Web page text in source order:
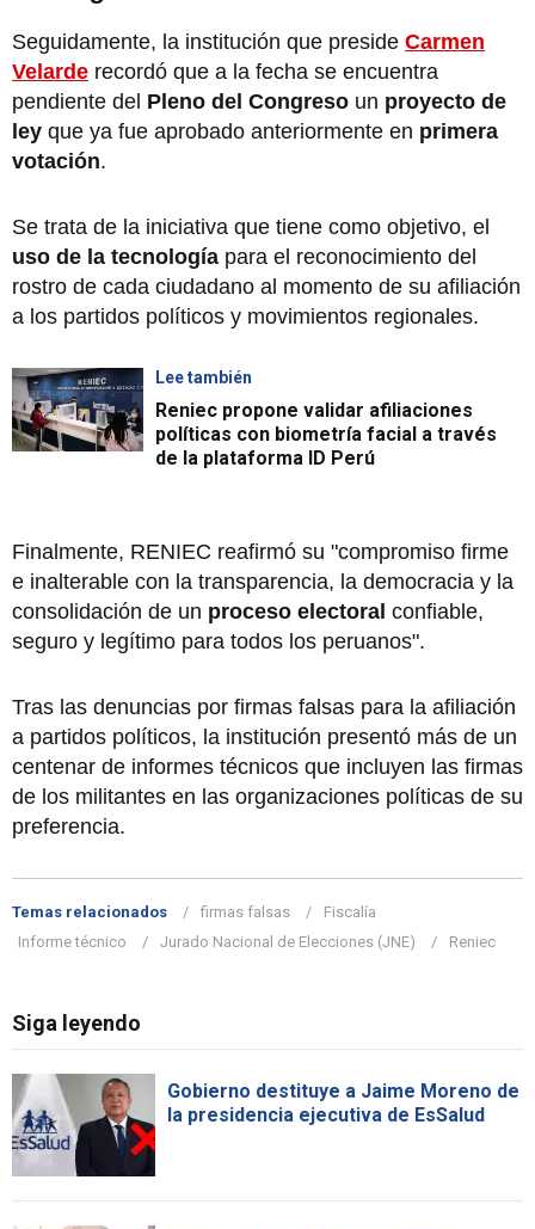
Seguidamente, la institución que preside Carmen
Velarde recordó que a la fecha se encuentra
pendiente del Pleno del Congreso un proyecto de
ley que ya fue aprobado anteriormente en primera
votación.
Se trata de la iniciativa que tiene como objetivo, el
uso de la tecnología para el reconocimiento del
rostro de cada ciudadano al momento de su afiliación
a los partidos políticos y movimientos regionales.
Lee también
Reniec propone validar afiliaciones
políticas con biometría facial a través
de la plataforma ID Perú
Finalmente, RENIEC reafirmó su "compromiso firme
e inalterable con la transparencia, la democracia y la
consolidación de un proceso electoral confiable,
seguro y legítimo para todos los peruanos".
Tras las denuncias por firmas falsas para la afiliación
a partidos políticos, la institución presentó más de un
centenar de informes técnicos que incluyen las firmas
de los militantes en las organizaciones políticas de su
preferencia.
Temas relacionados firmas falsas
Fiscalía
Informe técnico
Jurado Nacional de Elecciones (JNE) Reniec
Siga leyendo
Gobierno destituye a Jaime Moreno de
la presidencia ejecutiva de EsSalud